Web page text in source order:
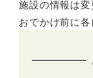
施設の情報は変
おでかけ前に各